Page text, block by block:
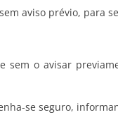
aviso prévio, para
o avisar
se seguro,